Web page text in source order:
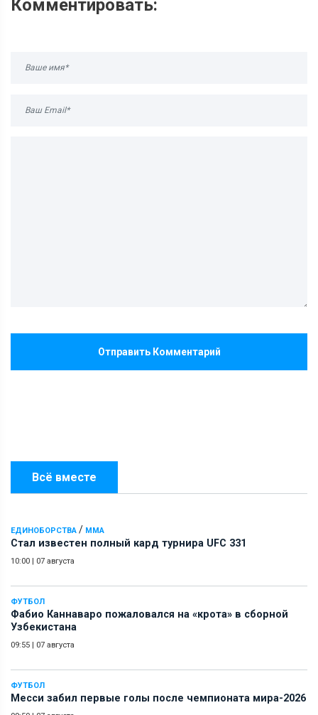
Всё вместе
ЕДИНОБОРСТВА / ММА
Стал известен полный кард турнира UFC 331
10:00 | 07 августа
ФУТБОЛ
Фабио Каннаваро пожаловался на «крота» в сборной
Узбекистана
09:55 | 07 августа
ФУТБОЛ
Месси забил первые голы после чемпионата мира-2026
Комментировать:
Отправить Комментарий